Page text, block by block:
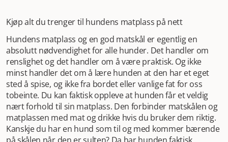
Kjøp alt du trenger til hundens matplass på nett
Hundens matplass og en god matskål er egentlig en
absolutt nødvendighet for alle hunder. Det handler om
renslighet og det handler om å være praktisk. Og ikke
minst handler det om å lære hunden at den har et eget
sted å spise, og ikke fra bordet eller vanlige fat for oss
tobeinte. Du kan faktisk oppleve at hunden får et veldig
nært forhold til sin matplass. Den forbinder matskålen og
matplassen med mat og drikke hvis du bruker dem riktig.
Kanskje du har en hund som til og med kommer bærende